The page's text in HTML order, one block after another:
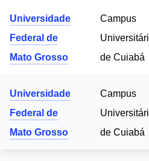
Universidade
Federal de
Mato Grosso
Campus
de Cuiabá
Universidade
Federal de
Mato Grosso
Campus
de Cuiabá